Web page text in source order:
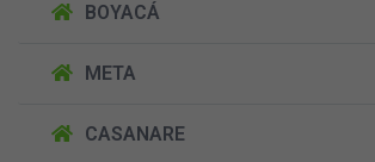
BOYACÁ
META
CASANARE